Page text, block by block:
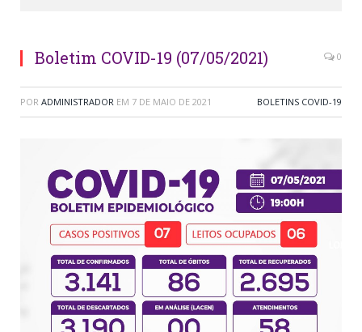
Boletim COVID-19 (07/05/2021) 0
POR ADMINISTRADOR EM 7 DE MAIO DE 2021 BOLETINS COVID-19